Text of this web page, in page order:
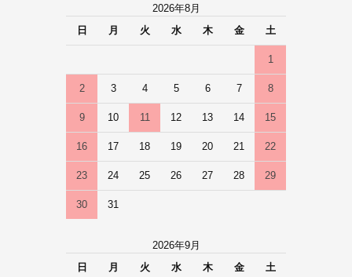
2026年8月
日
月 火 水 木 金 土
1
2 3 4 5 6 7 8
9 10 11 12 13 14 15
16 17 18 19 20 21 22
23 24 25 26 27 28 29
30 31
2026年9月
日
月 火 水 木 金 土